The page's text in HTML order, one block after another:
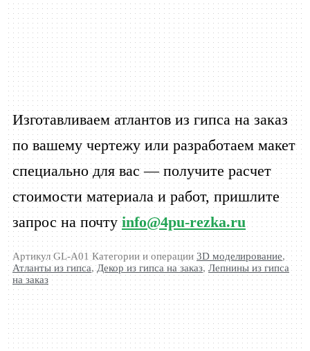
Изготавливаем атлантов из гипса на заказ
по вашему чертежу или разработаем макет
специально для вас — получите расчет
стоимости материала и работ, пришлите
запрос на почтуinfo@4pu-rezka.ru
Артикул GL-A01 Категории и операции 3D моделирование,
Атланты из гипса,Декор из гипса на заказ, Лепнины из гипса
на заказ